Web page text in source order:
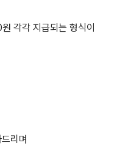
각각 지급되는 형식이
리며